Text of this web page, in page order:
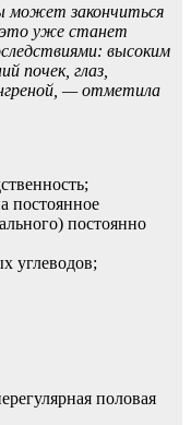
может закончиться
уже станет
высоким
почек, глаз,
— отметила
постоянное
постоянно
углеводов;
половая